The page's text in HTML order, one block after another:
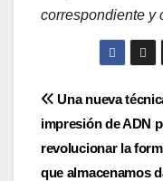
correspondiente y
Post
Una nueva
impresión de ADN
revolucionar la
que almacenamos